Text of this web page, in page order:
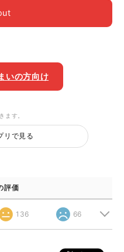
いの方向け
ます。
リで見る
評価
136 66